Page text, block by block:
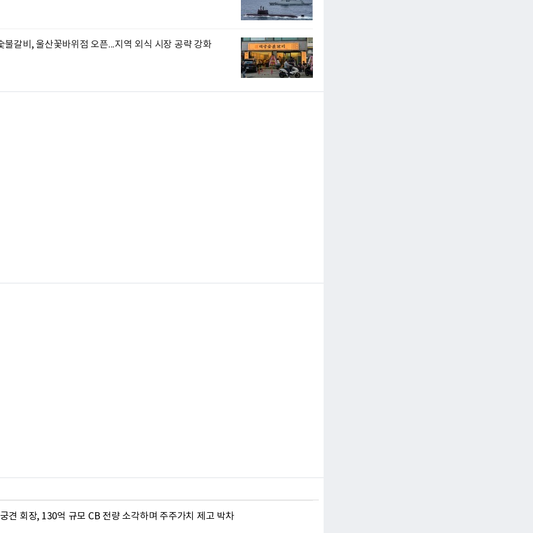
불갈비, 울산꽃바위점 오픈...지역 외식 시장 공략 강화
견 회장, 130억 규모 CB 전량 소각하며 주주가치 제고 박차